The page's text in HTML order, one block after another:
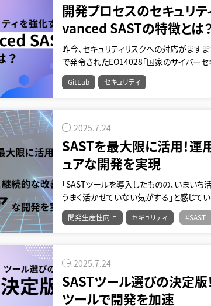
開発プロセスのセキュリ
vanced SASTの特徴とは
昨今、セキュリティリスクへの対応がます
で発令されたEO14028「国家のサイバー
GitLab セキュリティ
2025.7.24
SASTを最大限に活用！運
ュアな開発を実現
「SASTツールを導入したものの、いまい
うまく活かせていない気がする」と感じて
開発生産性向上 セキュリティ #SAST
2025.7.24
SASTツール選びの決定版
ツールで開発を加速